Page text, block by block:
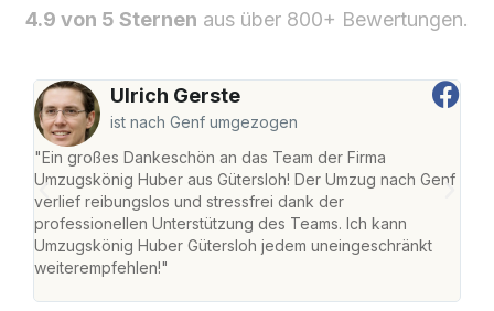
4.9 von 5 Sternen aus über 800+ Bewertungen.
Ulrich Gerste
ist nach Genf umgezogen
"Ein großes Dankeschön an das Team der Firma
Umzugskönig Huber aus Gütersloh! Der Umzug nach Genf
verlief reibungslos und stressfrei dank der
professionellen Unterstützung des Teams. Ich kann
Umzugskönig Huber Gütersloh jedem uneingeschränkt
weiterempfehlen!"